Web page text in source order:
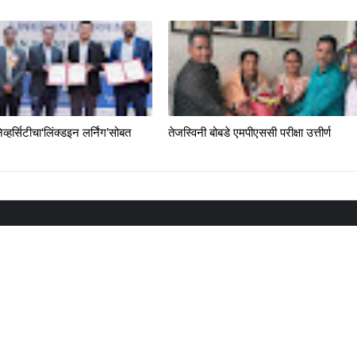
लर्निंग’सोबत
तेजस्विनी बोबडे एमपीएससी परीक्षा उत्तीर्ण